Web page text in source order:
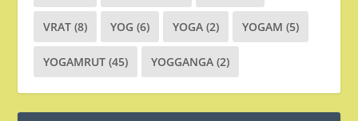
VRAT (8) YOG (6) YOGA (2) YOGAM (5)
YOGAMRUT (45) YOGGANGA (2)